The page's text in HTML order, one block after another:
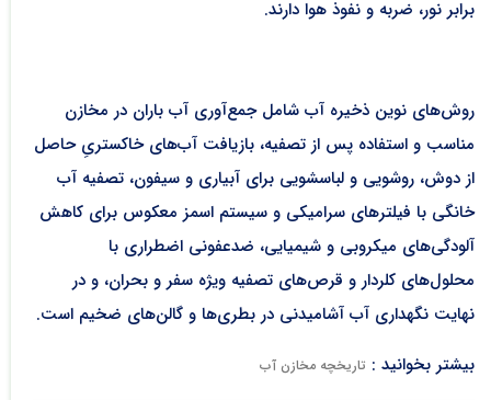
برابر نور، ضربه و نفوذ هوا دارند.
روش‌های نوین ذخیره آب شامل جمع‌آوری آب باران در مخازن
مناسب و استفاده پس از تصفیه، بازیافت آب‌های خاکستریِ حاصل
از دوش، روشویی و لباسشویی برای آبیاری و سیفون، تصفیه آب
خانگی با فیلترهای سرامیکی و سیستم اسمز معکوس برای کاهش
آلودگی‌های میکروبی و شیمیایی، ضدعفونی اضطراری با
محلول‌های کلردار و قرص‌های تصفیه ویژه سفر و بحران، و در
نهایت نگهداری آب آشامیدنی در بطری‌ها و گالن‌های ضخیم است.
بیشتر بخوانید : تاریخچه مخازن آب